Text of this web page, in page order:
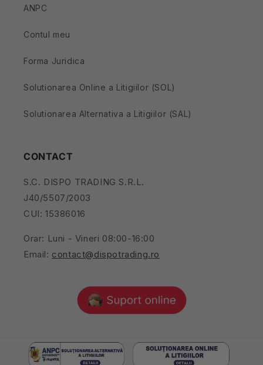
ANPC
Contul meu
Forma Juridica
Solutionarea Online a Litigiilor (SOL)
Solutionarea Alternativa a Litigiilor (SAL)
CONTACT
S.C. DISPO TRADING S.R.L.
J40/5507/2003
CUI: 15386016
Orar: Luni - Vineri 08:00-16:00
Email: contact@dispotrading.ro